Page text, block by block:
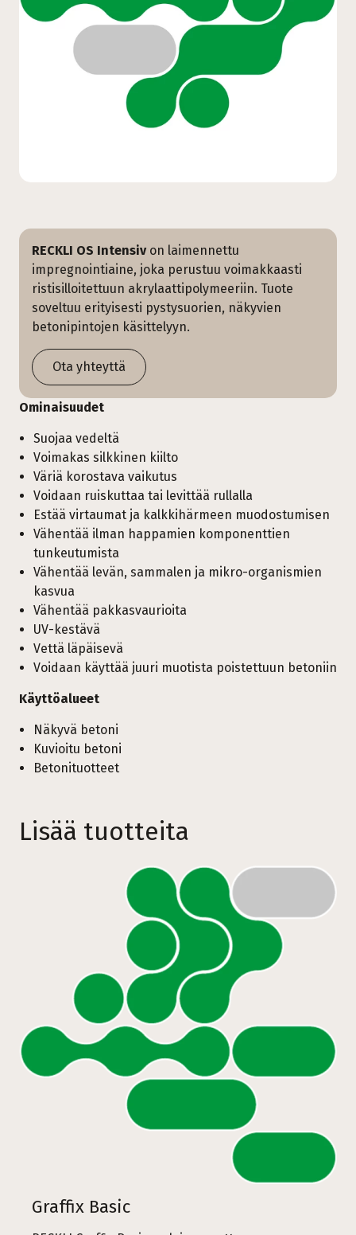
RECKLI OS Intensivon laimennettu
impregnointiaine, joka perustuu voimakkaasti
ristisilloitettuun akrylaattipolymeeriin. Tuote
soveltuu erityisesti pystysuorien, näkyvien
betonipintojen käsittelyyn.
Ota yhteyttä
Ominaisuudet
Suojaa vedeltä
Voimakas silkkinen kiilto
Väriä korostava vaikutus
Voidaan ruiskuttaa tai levittää rullalla
Estää virtaumat ja kalkkihärmeen muodostumisen
Vähentää ilman happamien komponenttien
tunkeutumista
Vähentää levän, sammalen ja mikro-organismien
kasvua
Vähentää pakkasvaurioita
UV-kestävä
Vettä läpäisevä
Voidaan käyttää juuri muotista poistettuun betoniin
Käyttöalueet
Näkyvä betoni
Kuvioitu betoni
Betonituotteet
Lisää tuotteita
Graffix Basic